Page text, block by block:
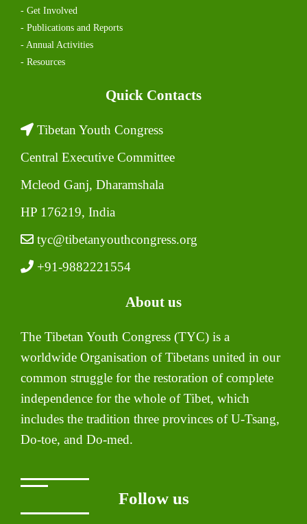
- Get Involved
- Publications and Reports
- Annual Activities
- Resources
Quick Contacts
Tibetan Youth Congress
Central Executive Committee
Mcleod Ganj, Dharamshala
HP 176219, India
tyc@tibetanyouthcongress.org
+91-9882221554
About us
The Tibetan Youth Congress (TYC) is a
worldwide Organisation of Tibetans united in our
common struggle for the restoration of complete
independence for the whole of Tibet, which
includes the tradition three provinces of U-Tsang,
Do-toe, and Do-med.
Follow us